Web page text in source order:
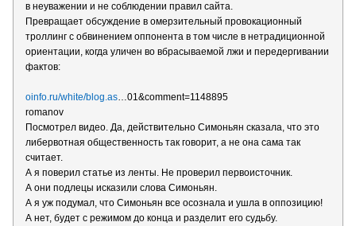
в неуважении и не соблюдении правил сайта.
Превращает обсуждение в омерзительный провокационный
троллинг с обвинением оппонента в том числе в нетрадиционной
ориентации, когда уличен во вбрасываемой лжи и передергивании
фактов:
oinfo.ru/white/blog.as…01&comment=1148895
romanov
Посмотрел видео. Да, действительно Симоньян сказала, что это
либервотная общественность так говорит, а не она сама так
считает.
А я поверил статье из ленты. Не проверил первоисточник.
А они подлецы исказили слова Симоньян.
А я уж подумал, что Симоньян все осознала и ушла в оппозицию!
А нет, будет с режимом до конца и разделит его судьбу.